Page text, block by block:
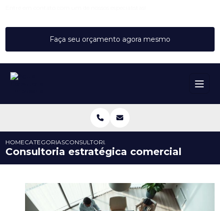
Faça seu orçamento agora mesmo
HOMECATEGORIASCONSULTORIA ESTRATÉGICA COMERCIAL
Consultoria estratégica comercial